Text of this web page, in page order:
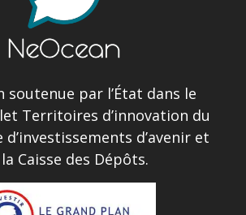
soutenue par l’État dans le
Territoires d’innovation du
d’avenir et
Caisse des Dépôts.